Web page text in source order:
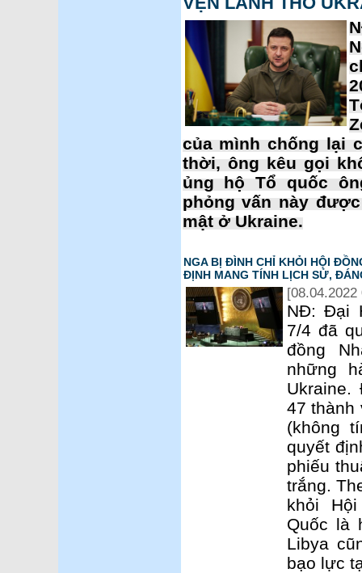
của mình chống lại
thời, ông kêu gọi
ủng hộ Tổ quốc
phỏng vấn này
mật ở Ukraine.
NGA BỊ ĐÌNH CHỈ KHỎI HỘI
ĐỊNH MANG TÍNH LỊCH SỬ,
[08.04.2022
NĐ: Đại
7/4 đã
đồng
những
47 thành
(không
quyết
phiếu
trắng.
khỏi
Quốc là
Libya
bạo lực